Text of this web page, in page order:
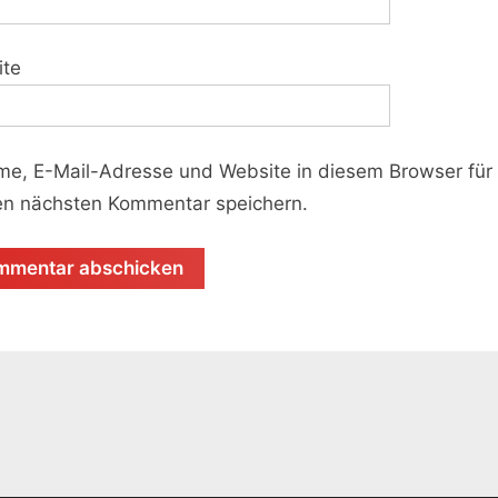
E-Mail-Adresse und Website in diesem Browser für
nächsten Kommentar speichern.